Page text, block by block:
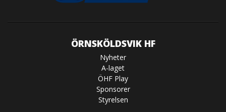
ÖRNSKÖLDSVIK HF
Nyheter
A-laget
ÖHF Play
Sponsorer
Styrelsen